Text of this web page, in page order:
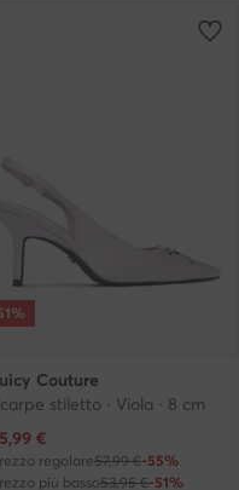
Couture
stiletto · Viola · 8 cm
attuale
€
regolare57,99 €-55%
più basso53,95 €-51%